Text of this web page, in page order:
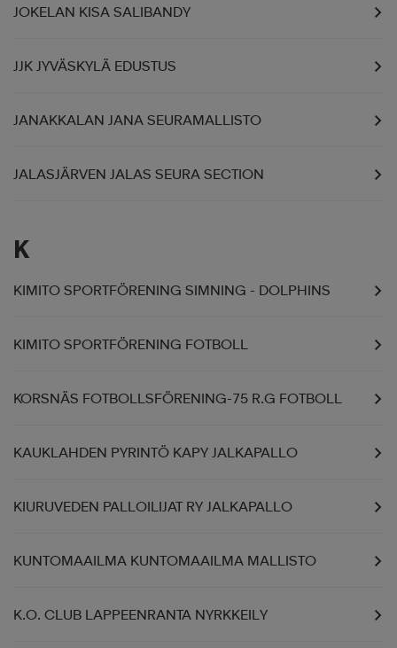
JOKELAN KISA SALIBANDY
JJK JYVÄSKYLÄ EDUSTUS
JANAKKALAN JANA SEURAMALLISTO
JALASJÄRVEN JALAS SEURA SECTION
K
KIMITO SPORTFÖRENING SIMNING - DOLPHINS
KIMITO SPORTFÖRENING FOTBOLL
KORSNÄS FOTBOLLSFÖRENING-75 R.G FOTBOLL
KAUKLAHDEN PYRINTÖ KAPY JALKAPALLO
KIURUVEDEN PALLOILIJAT RY JALKAPALLO
KUNTOMAAILMA KUNTOMAAILMA MALLISTO
K.O. CLUB LAPPEENRANTA NYRKKEILY